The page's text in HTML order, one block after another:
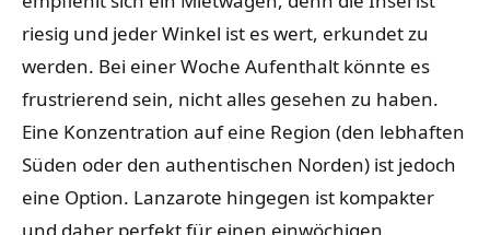
riesig und jeder Winkel ist es wert, erkundet zu
werden. Bei einer Woche Aufenthalt könnte es
frustrierend sein, nicht alles gesehen zu haben.
Eine Konzentration auf eine Region (den lebhaften
Süden oder den authentischen Norden) ist jedoch
eine Option. Lanzarote hingegen ist kompakter
und daher perfekt für einen einwöchigen